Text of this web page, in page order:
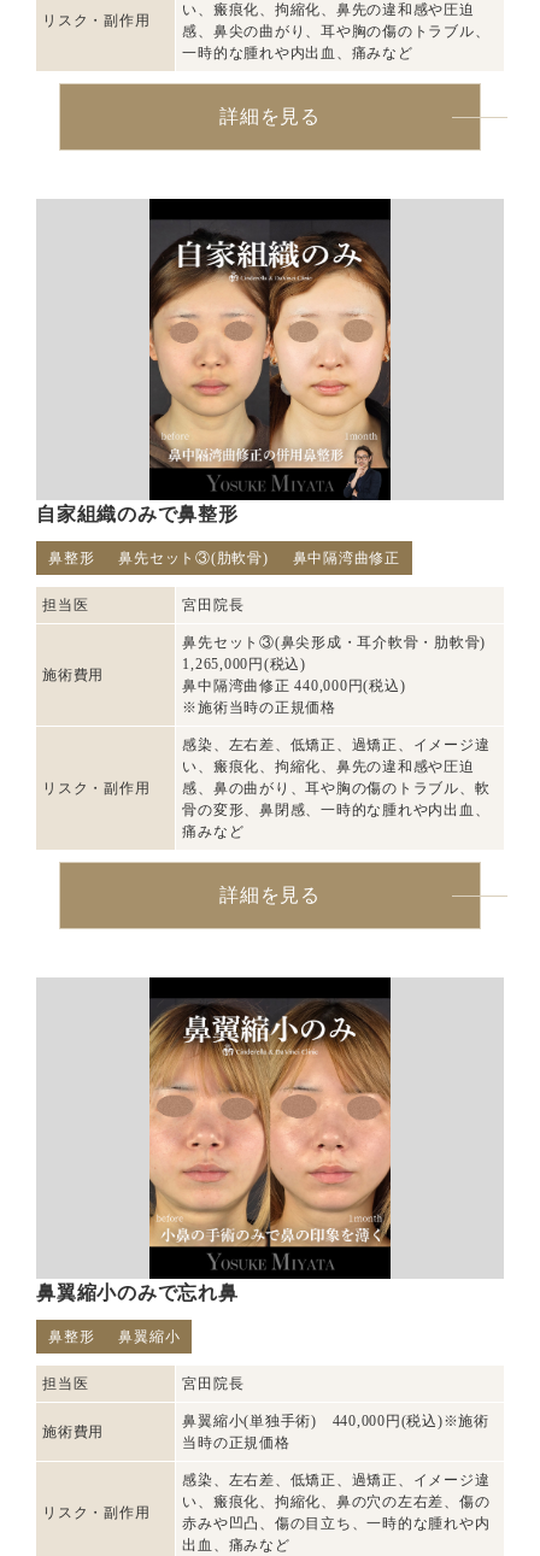
リスク・副作用
い、瘢痕化、拘縮化、鼻先の違和感や圧迫
感、鼻尖の曲がり、耳や胸の傷のトラブル、
一時的な腫れや内出血、痛みなど
詳細を見る
自家組織のみで鼻整形
鼻整形 鼻先セット③(肋軟骨) 鼻中隔湾曲修正
担当医 宮田院長
施術費用
鼻先セット③(鼻尖形成・耳介軟骨・肋軟骨)
1,265,000円(税込)
鼻中隔湾曲修正 440,000円(税込)
※施術当時の正規価格
リスク・副作用
感染、左右差、低矯正、過矯正、イメージ違
い、瘢痕化、拘縮化、鼻先の違和感や圧迫
感、鼻の曲がり、耳や胸の傷のトラブル、軟
骨の変形、鼻閉感、一時的な腫れや内出血、
痛みなど
詳細を見る
鼻翼縮小のみで忘れ鼻
鼻整形 鼻翼縮小
担当医 宮田院長
施術費用
鼻翼縮小(単独手術) 440,000円(税込)※施術
当時の正規価格
リスク・副作用
感染、左右差、低矯正、過矯正、イメージ違
い、瘢痕化、拘縮化、鼻の穴の左右差、傷の
赤みや凹凸、傷の目立ち、一時的な腫れや内
出血、痛みなど